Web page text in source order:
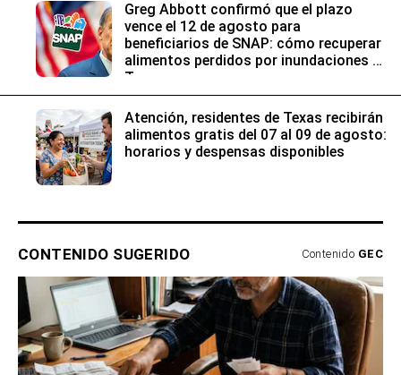
Greg Abbott confirmó que el plazo
vence el 12 de agosto para
beneficiarios de SNAP: cómo recuperar
alimentos perdidos por inundaciones en
Texas
Atención, residentes de Texas recibirán
alimentos gratis del 07 al 09 de agosto:
horarios y despensas disponibles
CONTENIDO SUGERIDO Contenido GEC